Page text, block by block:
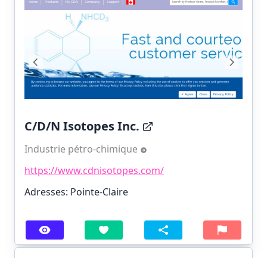
C/D/N Isotopes Inc.
Industrie pétro-chimique
https://www.cdnisotopes.com/
Adresses: Pointe-Claire